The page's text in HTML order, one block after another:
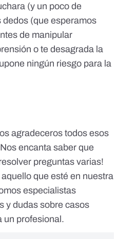
(y un poco de
dedos (que esperamos
de manipular
o te desagrada la
ningún riesgo para la
agradeceros todos esos
encanta saber que
preguntas varias!
que esté en nuestra
especialistas
y dudas sobre casos
un profesional.